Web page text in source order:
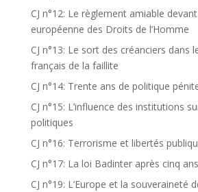
CJ n°12: Le règlement amiable
européenne des Droits de l’Homme
CJ n°13: Le sort des créanciers dans
français de la faillite
CJ n°14: Trente ans de politique
CJ n°15: L’influence des institutions
politiques
CJ n°16: Terrorisme et libertés
CJ n°17: La loi Badinter après cinq
CJ n°19: L’Europe et la souveraineté